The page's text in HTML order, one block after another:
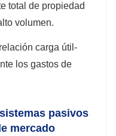
total de propiedad
volumen.
carga útil-
los gastos de
pasivos
mercado